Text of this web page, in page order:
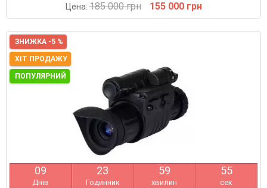
Цена:185 000 грн 155 000 грн
ЗНИЖКА -5 %
ХІТ ПРОДАЖУ
ПОПУЛЯРНИЙ
09
Днів
23
Годинник
59
хвилин
53
сек